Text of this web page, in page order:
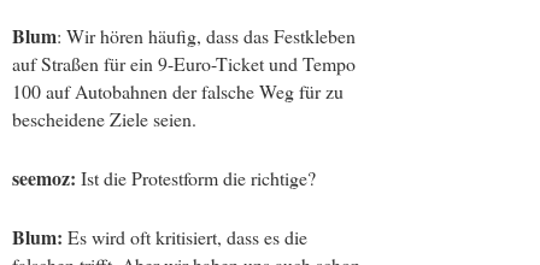
Blum: Wir hören häufig, dass das Festkleben
auf Straßen für ein 9-Euro-Ticket und Tempo
100 auf Autobahnen der falsche Weg für zu
bescheidene Ziele seien.
seemoz: Ist die Protestform die richtige?
Blum: Es wird oft kritisiert, dass es die